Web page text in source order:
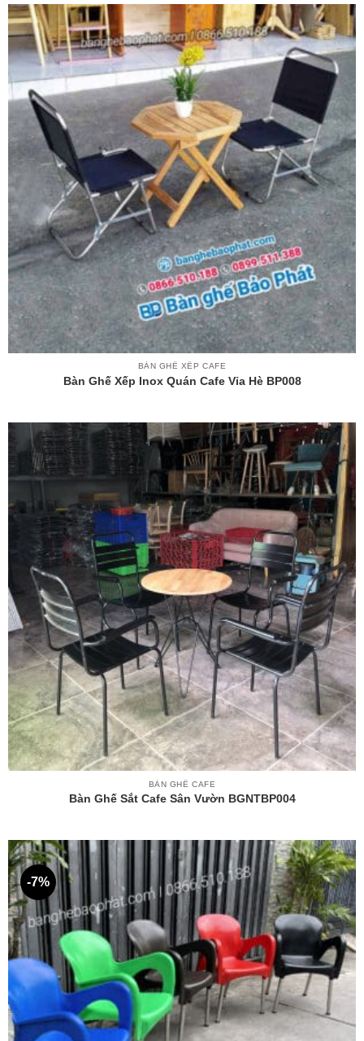
BÀN GHẾ XẾP CAFE
Bàn Ghế Xếp Inox Quán Cafe Vỉa Hè BP008
BÀN GHẾ CAFE
Bàn Ghế Sắt Cafe Sân Vườn BGNTBP004
-7%